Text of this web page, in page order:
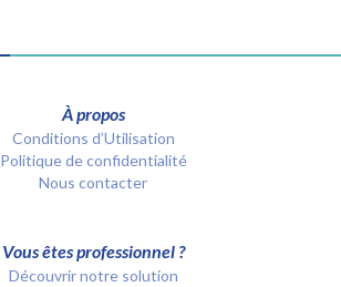
À propos
Conditions d’Utilisation
Politique de confidentialité
Nous contacter
Vous êtes professionnel ?
Découvrir notre solution